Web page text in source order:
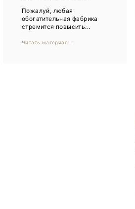
Уголь
Рудник
В помощь
Уголь
Mining
Пожалуй, любая
обогатительная фабрика
стремится повысить...
Читать материал...